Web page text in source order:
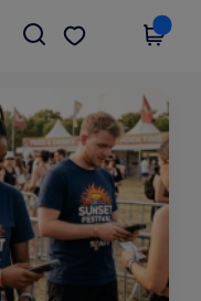
Pobierz app